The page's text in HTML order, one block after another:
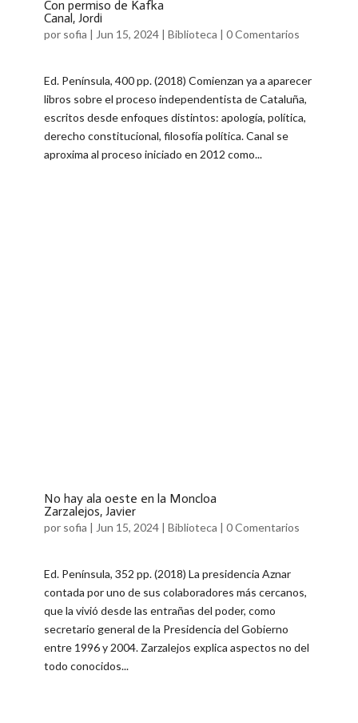
Con permiso de Kafka
Canal, Jordi
por sofia | Jun 15, 2024| Biblioteca | 0 Comentarios
Ed. Península, 400 pp. (2018) Comienzan ya a aparecer
libros sobre el proceso independentista de Cataluña,
escritos desde enfoques distintos: apología, política,
derecho constitucional, filosofía política. Canal se
aproxima al proceso iniciado en 2012 como...
No hay ala oeste en la Moncloa
Zarzalejos, Javier
por sofia | Jun 15, 2024| Biblioteca | 0 Comentarios
Ed. Península, 352 pp. (2018) La presidencia Aznar
contada por uno de sus colaboradores más cercanos,
que la vivió desde las entrañas del poder, como
secretario general de la Presidencia del Gobierno
entre 1996 y 2004. Zarzalejos explica aspectos no del
todo conocidos...